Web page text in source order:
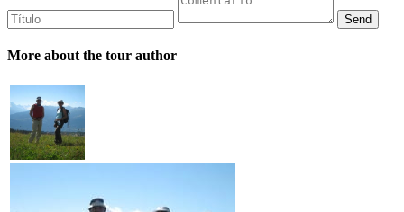
More about the tour author